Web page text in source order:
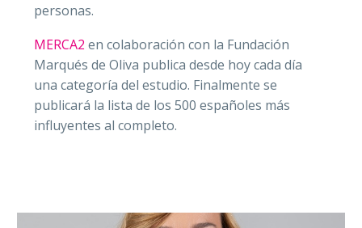
personas.
MERCA2 en colaboración con la Fundación
Marqués de Oliva publica desde hoy cada día
una categoría del estudio. Finalmente se
publicará la lista de los 500 españoles más
influyentes al completo.